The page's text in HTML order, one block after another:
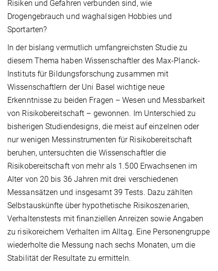
Risiken und Gefahren verbunden sind, wie
Drogengebrauch und waghalsigen Hobbies und
Sportarten?
In der bislang vermutlich umfangreichsten Studie zu
diesem Thema haben Wissenschaftler des Max-Planck-
Instituts für Bildungsforschung zusammen mit
Wissenschaftlern der Uni Basel wichtige neue
Erkenntnisse zu beiden Fragen – Wesen und Messbarkeit
von Risikobereitschaft – gewonnen. Im Unterschied zu
bisherigen Studiendesigns, die meist auf einzelnen oder
nur wenigen Messinstrumenten für Risikobereitschaft
beruhen, untersuchten die Wissenschaftler die
Risikobereitschaft von mehr als 1.500 Erwachsenen im
Alter von 20 bis 36 Jahren mit drei verschiedenen
Messansätzen und insgesamt 39 Tests. Dazu zählten
Selbstauskünfte über hypothetische Risikoszenarien,
Verhaltenstests mit finanziellen Anreizen sowie Angaben
zu risikoreichem Verhalten im Alltag. Eine Personengruppe
wiederholte die Messung nach sechs Monaten, um die
Stabilität der Resultate zu ermitteln.